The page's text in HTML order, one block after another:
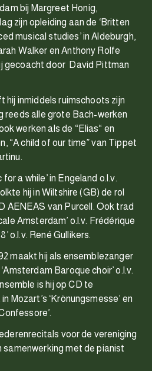
bij Margreet Honig,
zijn opleiding aan de ‘Britten
musical studies’ in Aldeburgh,
Walker en Anthony Rolfe
gecoacht door David Pittman
hij inmiddels ruimschoots zijn
reeds alle grote Bach-werken
werken als de “Elias“ en
“A child of our time” van Tippet
a while’ in Engeland o.l.v.
hij in Wiltshire (GB) de rol
AENEAS van Purcell. Ook trad
Amsterdam’ o.l.v. Frédérique
o.l.v. René Gullikers.
maakt hij als ensemblezanger
Baroque choir’ o.l.v.
is hij op CD te
Mozart’s ‘Krönungsmesse’ en
voor de vereniging
samenwerking met de pianist